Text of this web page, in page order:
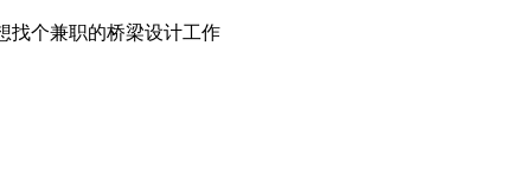
找个兼职的桥梁设计工作